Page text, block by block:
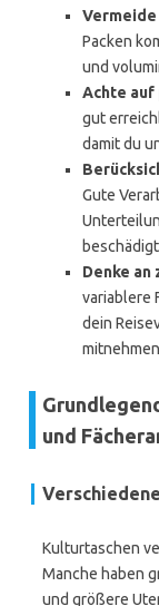
Packen
und
Achte
gut
damit du
Gute
Denke
variablere
dein
und
Kulturtaschen
Manche haben
und größere